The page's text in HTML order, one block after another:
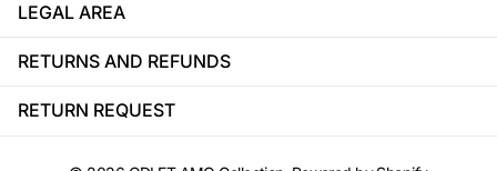
LEGAL AREA
RETURNS AND REFUNDS
RETURN REQUEST